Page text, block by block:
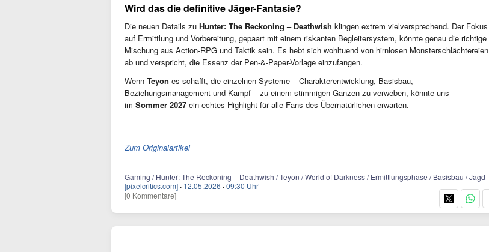
Wird das die definitive Jäger-Fantasie?
Die neuen Details zu Hunter: The Reckoning – Deathwish klingen extrem vielversprechend. Der Fokus
auf Ermittlung und Vorbereitung, gepaart mit einem riskanten Begleitersystem, könnte genau die richtige
Mischung aus Action-RPG und Taktik sein. Es hebt sich wohltuend von hirnlosen Monsterschlächtereien
ab und verspricht, die Essenz der Pen-&-Paper-Vorlage einzufangen.
Wenn Teyon es schafft, die einzelnen Systeme – Charakterentwicklung, Basisbau,
Beziehungsmanagement und Kampf – zu einem stimmigen Ganzen zu verweben, könnte uns
im Sommer 2027 ein echtes Highlight für alle Fans des Übernatürlichen erwarten.
Zum Originalartikel
Gaming / Hunter: The Reckoning – Deathwish / Teyon / World of Darkness / Ermittlungsphase / Basisbau / Jagd
[pixelcritics.com] · 12.05.2026 ·09:30 Uhr
[0 Kommentare]